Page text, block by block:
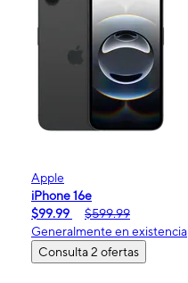
Apple
iPhone 16e
$99.99
$599.99
Generalmente en existencia
Consulta 2 ofertas